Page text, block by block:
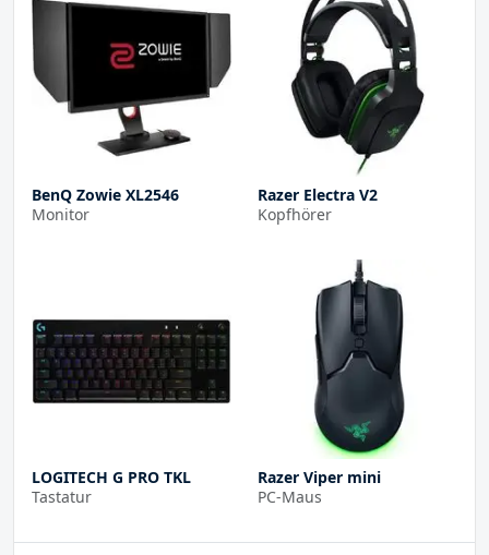
BenQ Zowie XL2546
Monitor
Razer Electra V2
Kopfhörer
LOGITECH G PRO TKL
Tastatur
Razer Viper mini
PC-Maus